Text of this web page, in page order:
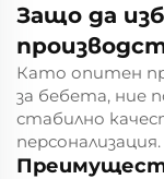
Защо да
Като опитен
за бебета, ние
стабилно
персонализация.